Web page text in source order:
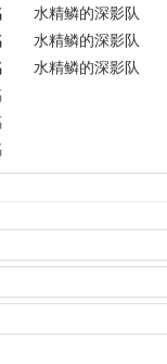
水精鳞的深影队
水精鳞的深影队
水精鳞的深影队